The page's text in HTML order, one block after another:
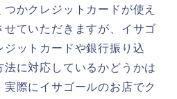
かクレジットカードが使え
ていただきますが、イサゴ
ットカードや銀行振り込
に対応しているかどうかは
際にイサゴールのお店でク